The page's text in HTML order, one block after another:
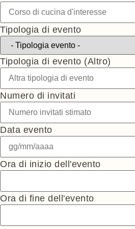
Tipologia di evento
Tipologia di evento (Altro)
Numero di invitati
Data evento
Ora di inizio dell'evento
Ora di fine dell'evento